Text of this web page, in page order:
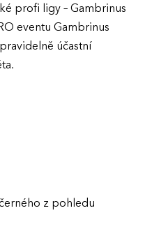
profi ligy – Gambrinus
eventu Gambrinus
účastní
z pohledu